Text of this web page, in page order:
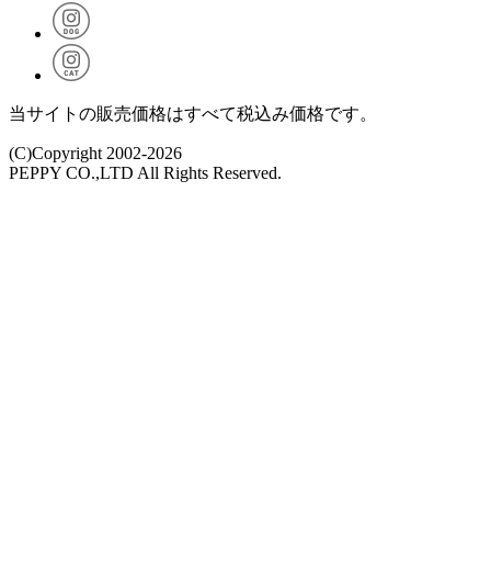
当サイトの販売価格はすべて税込み価格です。
(C)Copyright 2002-2026
PEPPY CO.,LTD All Rights Reserved.